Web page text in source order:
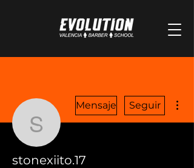
stonexiito.17
Mensaje Seguir
stonexiito.17